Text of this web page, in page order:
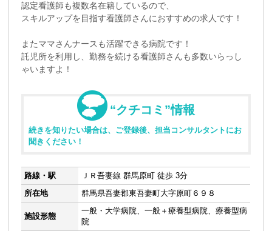
認定看護師も複数名在籍しているので、
スキルアップを目指す看護師さんにおすすめの求人です！
またママさんナースも活躍できる病院です！
託児所を利用し、勤務を続ける看護師さんも多数いらっし
ゃいますよ！
“クチコミ”情報
続きを知りたい場合は、ご登録後、担当コンサルタントにお
聞きください！
路線・駅
ＪＲ吾妻線 群馬原町 徒歩 3分
所在地
群馬県吾妻郡東吾妻町大字原町６９８
施設形態
一般・大学病院、一般＋療養型病院、療養型病
院